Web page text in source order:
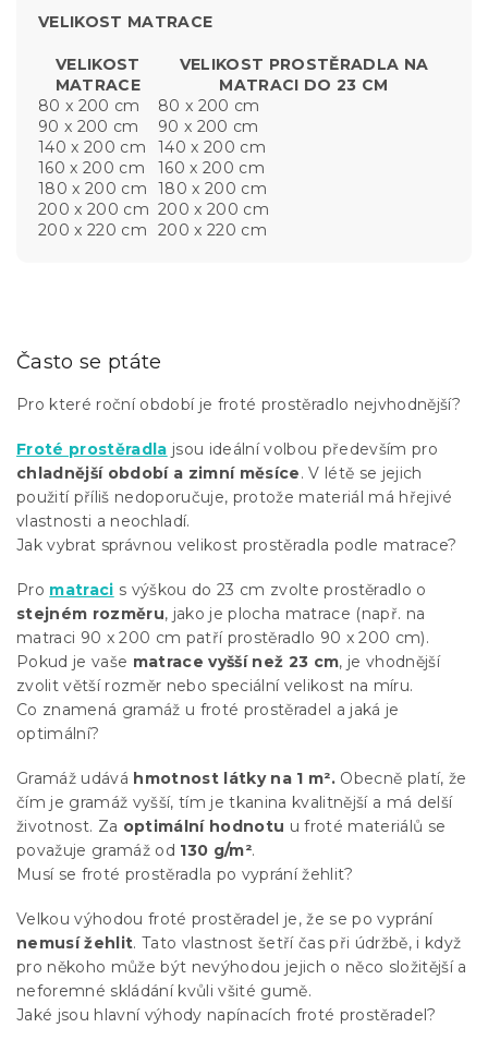
VELIKOST MATRACE
VELIKOST
MATRACE
VELIKOST PROSTĚRADLA NA
MATRACI DO 23 CM
80 x 200 cm
80 x 200 cm
90 x 200 cm
90 x 200 cm
140 x 200 cm
140 x 200 cm
160 x 200 cm
160 x 200 cm
180 x 200 cm
180 x 200 cm
200 x 200 cm 200 x 200 cm
200 x 220 cm
200 x 220 cm
Často se ptáte
Pro které roční období je froté prostěradlo nejvhodnější?
Froté prostěradla jsou ideální volbou především pro
chladnější období a zimní měsíce. V létě se jejich
použití příliš nedoporučuje, protože materiál má hřejivé
vlastnosti a neochladí.
Jak vybrat správnou velikost prostěradla podle matrace?
Pro matraci s výškou do 23 cm zvolte prostěradlo o
stejném rozměru, jako je plocha matrace (např. na
matraci 90 x 200 cm patří prostěradlo 90 x 200 cm).
Pokud je vaše matrace vyšší než 23 cm, je vhodnější
zvolit větší rozměr nebo speciální velikost na míru.
Co znamená gramáž u froté prostěradel a jaká je
optimální?
Gramáž udává hmotnost látky na 1 m². Obecně platí, že
čím je gramáž vyšší, tím je tkanina kvalitnější a má delší
životnost. Za optimální hodnotu u froté materiálů se
považuje gramáž od 130 g/m².
Musí se froté prostěradla po vyprání žehlit?
Velkou výhodou froté prostěradel je, že se po vyprání
nemusí žehlit. Tato vlastnost šetří čas při údržbě, i když
pro někoho může být nevýhodou jejich o něco složitější a
neforemné skládání kvůli všité gumě.
Jaké jsou hlavní výhody napínacích froté prostěradel?